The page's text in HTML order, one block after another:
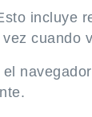
incluye
cuando